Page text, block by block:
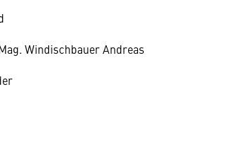
Windischbauer Andreas